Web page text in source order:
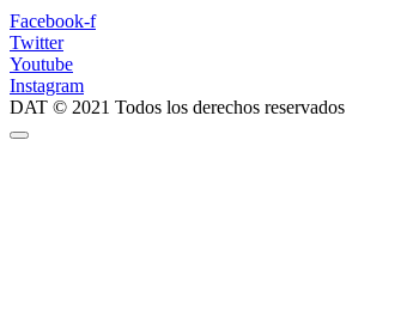
Facebook-f
Twitter
Youtube
Instagram
DAT © 2021 Todos los derechos reservados